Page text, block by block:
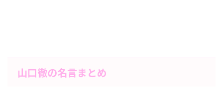
山口徹の名言まとめ